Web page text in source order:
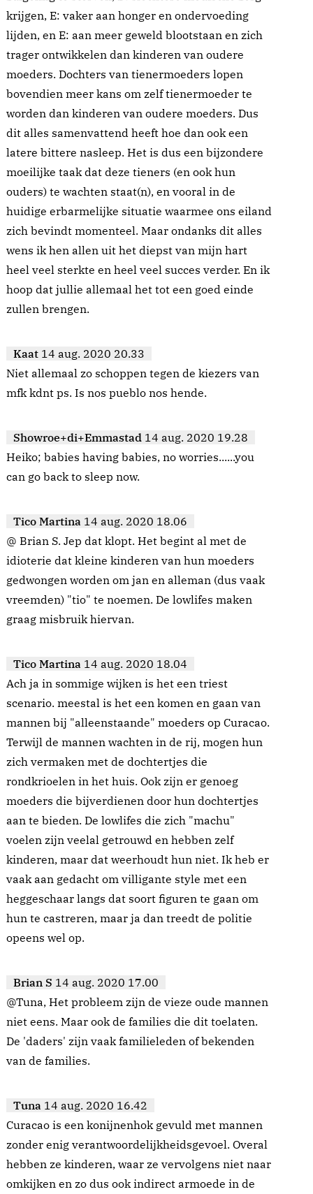
krijgen, E: vaker aan honger en ondervoeding
lijden, en E: aan meer geweld blootstaan en zich
trager ontwikkelen dan kinderen van oudere
moeders. Dochters van tienermoeders lopen
bovendien meer kans om zelf tienermoeder te
worden dan kinderen van oudere moeders. Dus
dit alles samenvattend heeft hoe dan ook een
latere bittere nasleep. Het is dus een bijzondere
moeilijke taak dat deze tieners (en ook hun
ouders) te wachten staat(n), en vooral in de
huidige erbarmelijke situatie waarmee ons eiland
zich bevindt momenteel. Maar ondanks dit alles
wens ik hen allen uit het diepst van mijn hart
heel veel sterkte en heel veel succes verder. En ik
hoop dat jullie allemaal het tot een goed einde
zullen brengen.
Kaat 14 aug. 2020 20.33
Niet allemaal zo schoppen tegen de kiezers van
mfk kdnt ps. Is nos pueblo nos hende.
Showroe+di+Emmastad 14 aug. 2020 19.28
Heiko; babies having babies, no worries......you
can go back to sleep now.
Tico Martina 14 aug. 2020 18.06
@ Brian S. Jep dat klopt. Het begint al met de
idioterie dat kleine kinderen van hun moeders
gedwongen worden om jan en alleman (dus vaak
vreemden) "tio" te noemen. De lowlifes maken
graag misbruik hiervan.
Tico Martina 14 aug. 2020 18.04
Ach ja in sommige wijken is het een triest
scenario. meestal is het een komen en gaan van
mannen bij "alleenstaande" moeders op Curacao.
Terwijl de mannen wachten in de rij, mogen hun
zich vermaken met de dochtertjes die
rondkrioelen in het huis. Ook zijn er genoeg
moeders die bijverdienen door hun dochtertjes
aan te bieden. De lowlifes die zich "machu"
voelen zijn veelal getrouwd en hebben zelf
kinderen, maar dat weerhoudt hun niet. Ik heb er
vaak aan gedacht om villigante style met een
heggeschaar langs dat soort figuren te gaan om
hun te castreren, maar ja dan treedt de politie
opeens wel op.
Brian S 14 aug. 2020 17.00
@Tuna, Het probleem zijn de vieze oude mannen
niet eens. Maar ook de families die dit toelaten.
De 'daders' zijn vaak familieleden of bekenden
van de families.
Tuna 14 aug. 2020 16.42
Curacao is een konijnenhok gevuld met mannen
zonder enig verantwoordelijkheidsgevoel. Overal
hebben ze kinderen, waar ze vervolgens niet naar
omkijken en zo dus ook indirect armoede in de